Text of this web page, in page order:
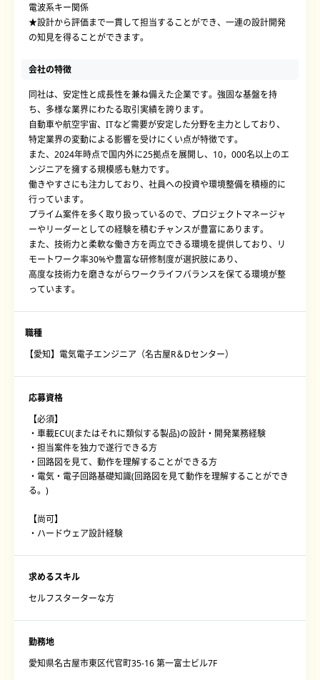
電波系キー関係
★設計から評価まで一貫して担当することができ、一連の設計開発
の知見を得ることができます。
会社の特徴
同社は、安定性と成長性を兼ね備えた企業です。強固な基盤を持
ち、多様な業界にわたる取引実績を誇ります。
自動車や航空宇宙、ITなど需要が安定した分野を主力としており、
特定業界の変動による影響を受けにくい点が特徴です。
また、2024年時点で国内外に25拠点を展開し、10，000名以上のエ
ンジニアを擁する規模感も魅力です。
働きやすさにも注力しており、社員への投資や環境整備を積極的に
行っています。
プライム案件を多く取り扱っているので、プロジェクトマネージャ
ーやリーダーとしての経験を積むチャンスが豊富にあります。
また、技術力と柔軟な働き方を両立できる環境を提供しており、リ
モートワーク率30%や豊富な研修制度が選択肢にあり、
高度な技術力を磨きながらワークライフバランスを保てる環境が整
っています。
職種
【愛知】電気電子エンジニア（名古屋R＆Dセンター）
応募資格
【必須】
・車載ECU(またはそれに類似する製品)の設計・開発業務経験
・担当案件を独力で遂行できる方
・回路図を見て、動作を理解することができる方
・電気・電子回路基礎知識(回路図を見て動作を理解することができ
る。)
【尚可】
・ハードウェア設計経験
求めるスキル
セルフスターターな方
勤務地
愛知県名古屋市東区代官町35-16 第一富士ビル7F